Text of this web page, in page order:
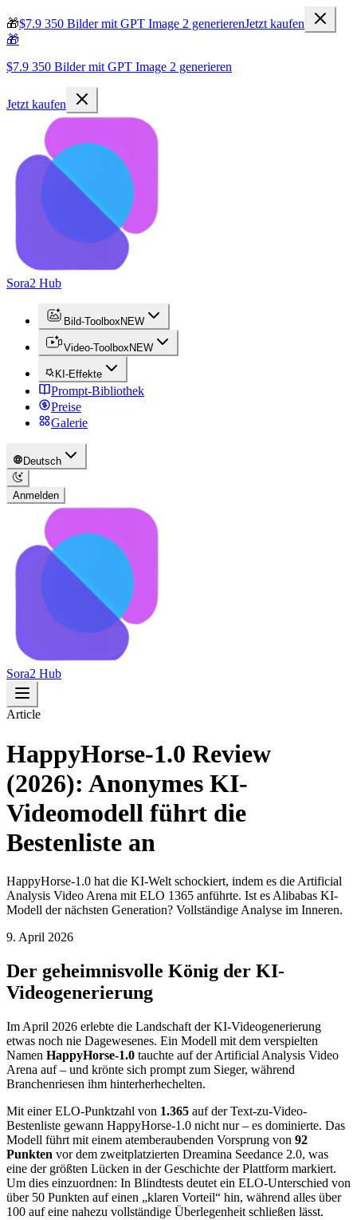
🎁$7.9 350 Bilder mit GPT Image 2 generierenJetzt kaufen
🎁
$7.9 350 Bilder mit GPT Image 2 generieren
Jetzt kaufen
Sora2 Hub
Bild-Toolbox NEW
Video-Toolbox NEW
KI-Effekte
Prompt-Bibliothek
Preise
Galerie
Deutsch
Anmelden
Sora2 Hub
Article
HappyHorse-1.0 Review
(2026): Anonymes KI-
Videomodell führt die
Bestenliste an
HappyHorse-1.0 hat die KI-Welt schockiert, indem es die Artificial
Analysis Video Arena mit ELO 1365 anführte. Ist es Alibabas KI-
Modell der nächsten Generation? Vollständige Analyse im Inneren.
9. April 2026
Der geheimnisvolle König der KI-
Videogenerierung
Im April 2026 erlebte die Landschaft der KI-Videogenerierung
etwas noch nie Dagewesenes. Ein Modell mit dem verspielten
Namen HappyHorse-1.0 tauchte auf der Artificial Analysis Video
Arena auf – und krönte sich prompt zum Sieger, während
Branchenriesen ihm hinterherhechelten.
Mit einer ELO-Punktzahl von 1.365 auf der Text-zu-Video-
Bestenliste gewann HappyHorse-1.0 nicht nur – es dominierte. Das
Modell führt mit einem atemberaubenden Vorsprung von 92
Punkten vor dem zweitplatzierten Dreamina Seedance 2.0, was
eine der größten Lücken in der Geschichte der Plattform markiert.
Um dies einzuordnen: In Blindtests deutet ein ELO-Unterschied von
über 50 Punkten auf einen „klaren Vorteil“ hin, während alles über
100 auf eine nahezu vollständige Überlegenheit schließen lässt.